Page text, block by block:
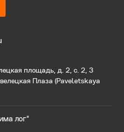
площадь, д. 2, с. 2, 3
Плаза (Paveletskaya
лог"